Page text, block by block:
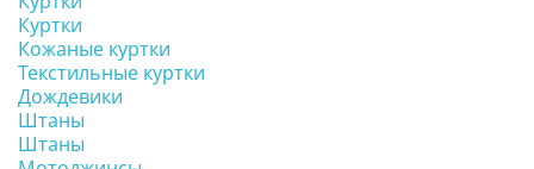
Куртки
Кожаные куртки
Текстильные куртки
Дождевики
Штаны
Штаны